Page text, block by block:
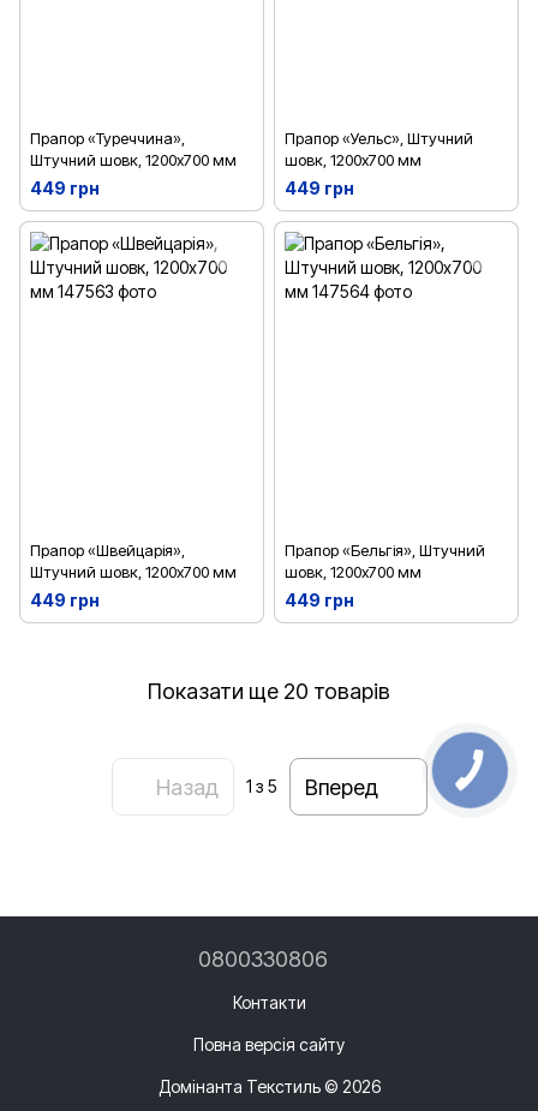
Прапор «Туреччина»,
Штучний шовк, 1200х700 мм
449 грн
Прапор «Уельс», Штучний
шовк, 1200х700 мм
449 грн
Прапор «Швейцарія»,
Штучний шовк, 1200х700 мм
449 грн
Прапор «Бельгія», Штучний
шовк, 1200х700 мм
449 грн
Показати ще 20 товарів
Назад 1 з 5 Вперед
0800330806
Контакти
Повна версія сайту
Домінанта Текстиль © 2026